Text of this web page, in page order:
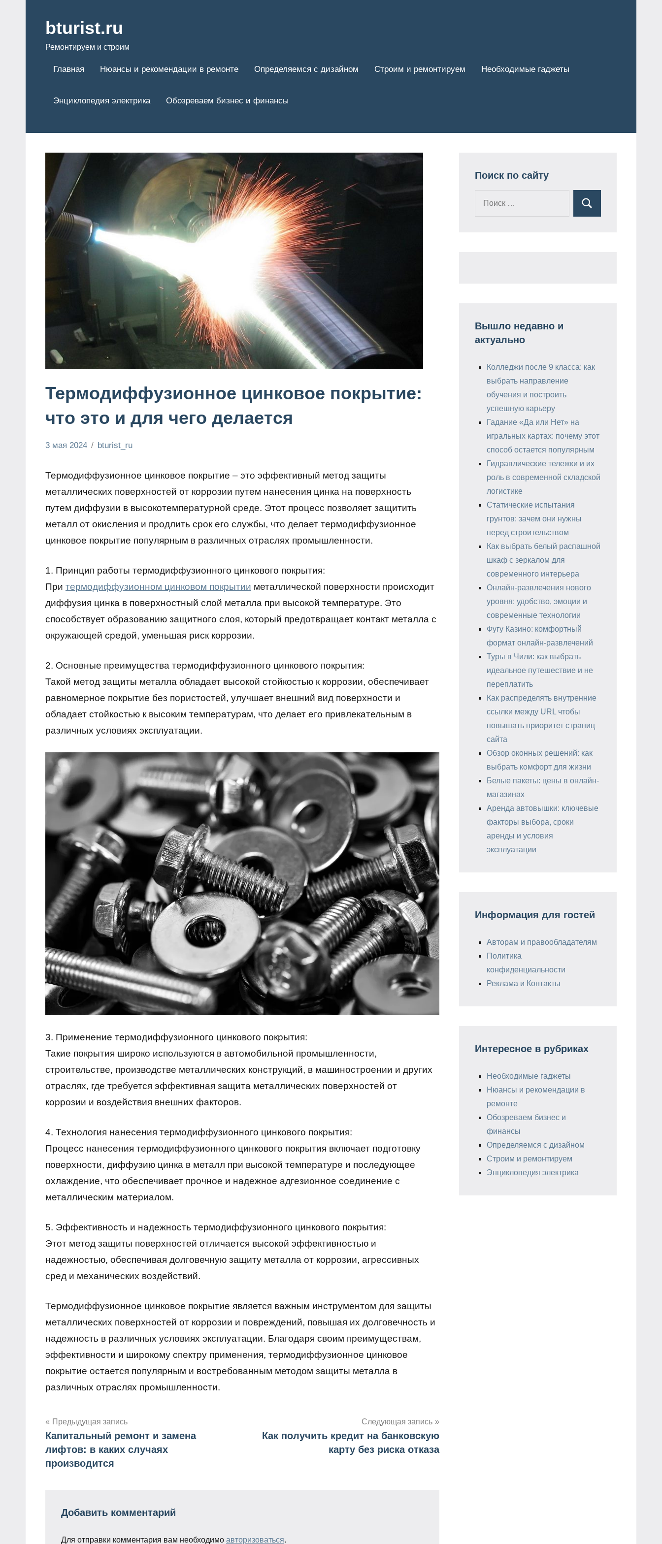
содержимому
bturist.ru
Ремонтируем и строим
Главная Нюансы и рекомендации в ремонте Определяемся с дизайном Строим и ремонтируем Необходимые гаджеты
Энциклопедия электрика Обозреваем бизнес и финансы
Термодиффузионное цинковое покрытие:
что это и для чего делается
финансы
3 мая 2024 bturist_ru
Термодиффузионное цинковое покрытие – это эффективный метод защиты
металлических поверхностей от коррозии путем нанесения цинка на поверхность
путем диффузии в высокотемпературной среде. Этот процесс позволяет защитить
металл от окисления и продлить срок его службы, что делает термодиффузионное
цинковое покрытие популярным в различных отраслях промышленности.
1. Принцип работы термодиффузионного цинкового покрытия:
При термодиффузионном цинковом покрытии металлической поверхности происходит
диффузия цинка в поверхностный слой металла при высокой температуре. Это
способствует образованию защитного слоя, который предотвращает контакт металла с
окружающей средой, уменьшая риск коррозии.
2. Основные преимущества термодиффузионного цинкового покрытия:
Такой метод защиты металла обладает высокой стойкостью к коррозии, обеспечивает
равномерное покрытие без пористостей, улучшает внешний вид поверхности и
обладает стойкостью к высоким температурам, что делает его привлекательным в
различных условиях эксплуатации.
3. Применение термодиффузионного цинкового покрытия:
Такие покрытия широко используются в автомобильной промышленности,
строительстве, производстве металлических конструкций, в машиностроении и других
отраслях, где требуется эффективная защита металлических поверхностей от
коррозии и воздействия внешних факторов.
4. Технология нанесения термодиффузионного цинкового покрытия:
Процесс нанесения термодиффузионного цинкового покрытия включает подготовку
поверхности, диффузию цинка в металл при высокой температуре и последующее
охлаждение, что обеспечивает прочное и надежное адгезионное соединение с
металлическим материалом.
5. Эффективность и надежность термодиффузионного цинкового покрытия:
Этот метод защиты поверхностей отличается высокой эффективностью и
надежностью, обеспечивая долговечную защиту металла от коррозии, агрессивных
сред и механических воздействий.
Термодиффузионное цинковое покрытие является важным инструментом для защиты
металлических поверхностей от коррозии и повреждений, повышая их долговечность и
надежность в различных условиях эксплуатации. Благодаря своим преимуществам,
эффективности и широкому спектру применения, термодиффузионное цинковое
покрытие остается популярным и востребованным методом защиты металла в
различных отраслях промышленности.
Навигация
по
Предыдущая запись
Капитальный ремонт и замена
лифтов: в каких случаях
производится
Следующая запись
Как получить кредит на банковскую
карту без риска отказа
Добавить комментарий
Для отправки комментария вам необходимо авторизоваться.
Поиск по сайту
Поиск
Вышло недавно и
актуально
Колледжи после 9 класса: как
выбрать направление
обучения и построить
успешную карьеру
Гадание «Да или Нет» на
игральных картах: почему этот
способ остается популярным
Гидравлические тележки и их
роль в современной складской
логистике
Статические испытания
грунтов: зачем они нужны
перед строительством
Как выбрать белый распашной
шкаф с зеркалом для
современного интерьера
Онлайн-развлечения нового
уровня: удобство, эмоции и
современные технологии
Фугу Казино: комфортный
формат онлайн-развлечений
Туры в Чили: как выбрать
идеальное путешествие и не
переплатить
Как распределять внутренние
ссылки между URL чтобы
повышать приоритет страниц
сайта
Обзор оконных решений: как
выбрать комфорт для жизни
Белые пакеты: цены в онлайн-
магазинах
Аренда автовышки: ключевые
факторы выбора, сроки
аренды и условия
эксплуатации
Информация для гостей
Авторам и правообладателям
Политика
конфиденциальности
Реклама и Контакты
Интересное в рубриках
Необходимые гаджеты
Нюансы и рекомендации в
ремонте
Обозреваем бизнес и
финансы
Определяемся с дизайном
Строим и ремонтируем
Энциклопедия электрика